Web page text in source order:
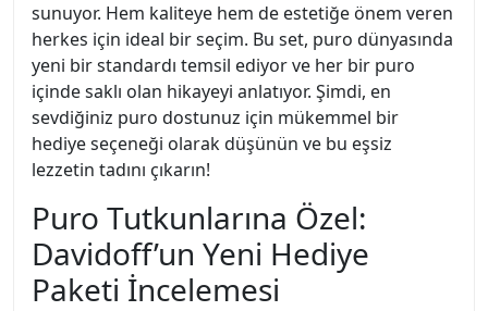
sunuyor. Hem kaliteye hem de estetiğe önem veren
herkes için ideal bir seçim. Bu set, puro dünyasında
yeni bir standardı temsil ediyor ve her bir puro
içinde saklı olan hikayeyi anlatıyor. Şimdi, en
sevdiğiniz puro dostunuz için mükemmel bir
hediye seçeneği olarak düşünün ve bu eşsiz
lezzetin tadını çıkarın!
Puro Tutkunlarına Özel:
Davidoff’un Yeni Hediye
Paketi İncelemesi